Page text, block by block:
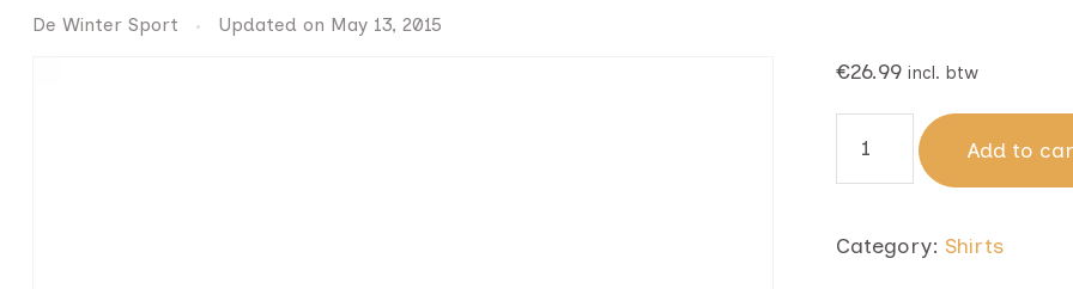
De Winter Sport Updated on May 13, 2015
€26.99 incl. btw
Add to
Category: Shirts